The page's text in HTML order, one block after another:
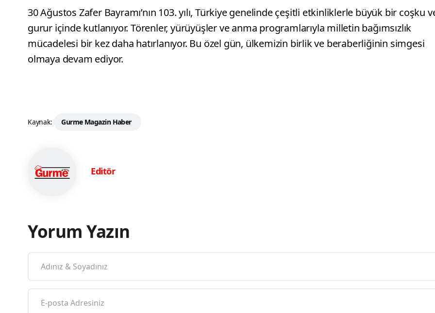
30 Ağustos Zafer Bayramı’nın 103. yılı, Türkiye genelinde çeşitli etkinliklerle büyük bir coşku
gurur içinde kutlanıyor. Törenler, yürüyüşler ve anma programlarıyla milletin bağımsızlık
mücadelesi bir kez daha hatırlanıyor. Bu özel gün, ülkemizin birlik ve beraberliğinin simgesi
olmaya devam ediyor.
Kaynak: Gurme Magazin Haber
Editör
Yorum Yazın